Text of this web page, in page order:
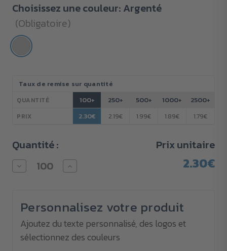
Choisissez une couleur: Argenté
(Obligatoire)
Stock
actuel :
Taux de remise sur quantité
QUANTITÉ
PRIX
100+
2.30€
250+
2.19€
500+
1.99€
1000+
1.89€
2500+
1.79€
Quantité :
Diminuer
la
clés
Limousine
Augmenter
la
clés
Limousine
Prix unitaire
2.30€
Personnalisez votre produit
Ajoutez du texte personnalisé, des logos et
sélectionnez des couleurs